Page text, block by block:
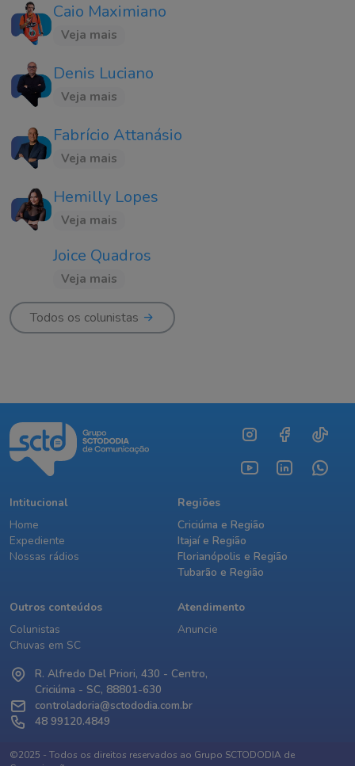
Caio Maximiano
Veja mais
Denis Luciano
Veja mais
Fabrício Attanásio
Veja mais
Hemilly Lopes
Veja mais
Joice Quadros
Veja mais
Todos os colunistas
Intitucional
Home
Expediente
Nossas rádios
Regiões
Criciúma e Região
Itajaí e Região
Florianópolis e Região
Tubarão e Região
Outros conteúdos
Colunistas
Chuvas em SC
Atendimento
Anuncie
R. Alfredo Del Priori, 430 - Centro,
Criciúma - SC, 88801-630
controladoria@sctododia.com.br
48 99120.4849
©2025 - Todos os direitos reservados ao Grupo SCTODODIA de